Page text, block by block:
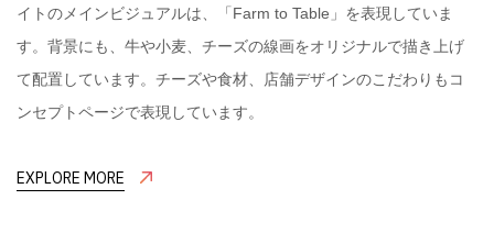
イトのメインビジュアルは、「Farm to Table」を表現していま
す。背景にも、牛や小麦、チーズの線画をオリジナルで描き上げ
て配置しています。チーズや食材、店舗デザインのこだわりもコ
ンセプトページで表現しています。
EXPLORE MORE